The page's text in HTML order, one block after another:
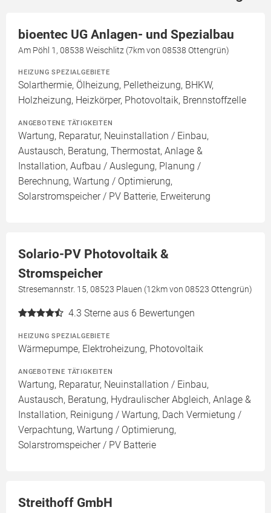
bioentec UG Anlagen- und Spezialbau
Am Pöhl 1, 08538 Weischlitz (7km von 08538 Ottengrün)
HEIZUNG SPEZIALGEBIETE
Solarthermie, Ölheizung, Pelletheizung, BHKW,
Holzheizung, Heizkörper, Photovoltaik, Brennstoffzelle
ANGEBOTENE TÄTIGKEITEN
Wartung, Reparatur, Neuinstallation / Einbau,
Austausch, Beratung, Thermostat, Anlage &
Installation, Aufbau / Auslegung, Planung /
Berechnung, Wartung / Optimierung,
Solarstromspeicher / PV Batterie, Erweiterung
Solario-PV Photovoltaik &
Stromspeicher
Stresemannstr. 15, 08523 Plauen (12km von 08523 Ottengrün)
4.3 Sterne aus 6 Bewertungen
HEIZUNG SPEZIALGEBIETE
Wärmepumpe, Elektroheizung, Photovoltaik
ANGEBOTENE TÄTIGKEITEN
Wartung, Reparatur, Neuinstallation / Einbau,
Austausch, Beratung, Hydraulischer Abgleich, Anlage &
Installation, Reinigung / Wartung, Dach Vermietung /
Verpachtung, Wartung / Optimierung,
Solarstromspeicher / PV Batterie
Streithoff GmbH